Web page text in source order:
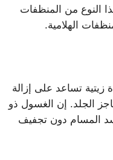
النوع من المنظفات
الهلامية.
تساعد على إزالة
الجلد. إن الغسول ذو
المسام دون تجفيف